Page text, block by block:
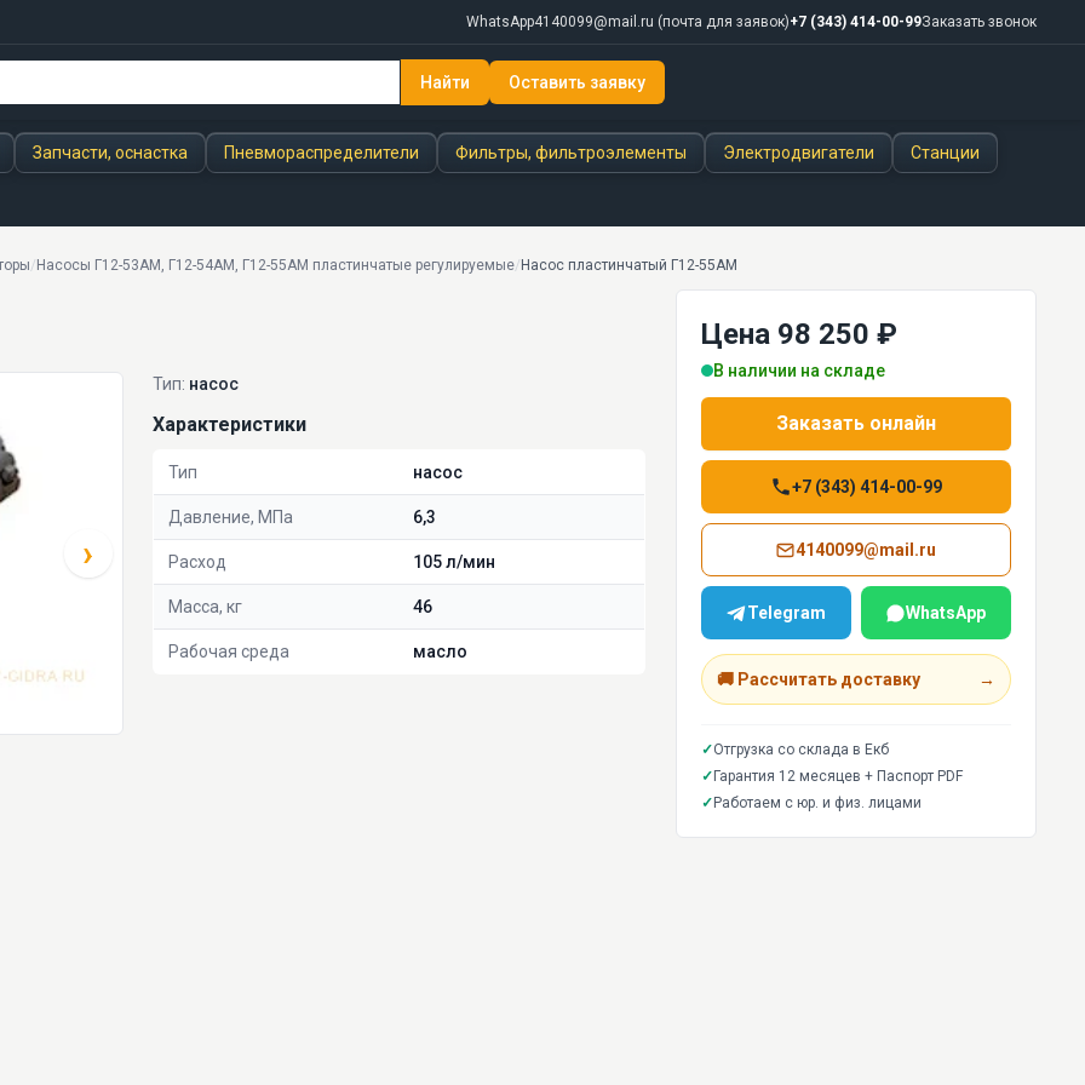
WhatsApp4140099@mail.ru (почта для заявок)+7 (343) 414-00-99Заказать звонок
Найти Оставить заявку
Запчасти, оснастка Пневмораспределители Фильтры, фильтроэлементы Электродвигатели Станции
/ Насосы Г12-53АМ, Г12-54АМ, Г12-55АМ пластинчатые регулируемые/ Насос пластинчатый Г12-55АМ
Скачать документы
›
Тип: насос
Характеристики
Тип насос
Давление, МПа 6,3
Расход 105 л/мин
Масса, кг 46
Рабочая среда масло
Цена 98 250 ₽
В наличии на складе
Заказать онлайн
+7 (343) 414-00-99
4140099@mail.ru
Telegram WhatsApp
🚚 Рассчитать доставку →
✓Отгрузка со склада в Екб
✓ Гарантия 12 месяцев + Паспорт PDF
✓ Работаем с юр. и физ. лицами